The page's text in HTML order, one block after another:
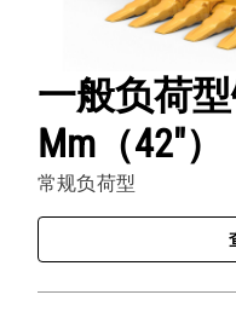
一般负荷
Mm（42"）
常规负荷型